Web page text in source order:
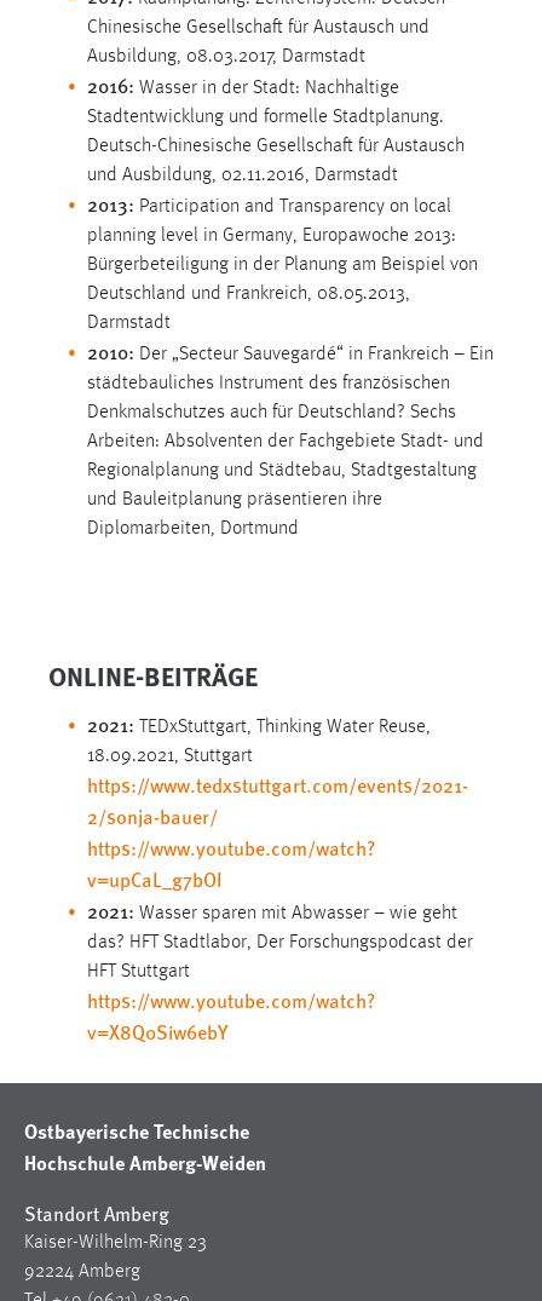
Chinesische Gesellschaft für Austausch und
Ausbildung, 08.03.2017, Darmstadt
2016: Wasser in der Stadt: Nachhaltige
Stadtentwicklung und formelle Stadtplanung.
Deutsch-Chinesische Gesellschaft für Austausch
und Ausbildung, 02.11.2016, Darmstadt
2013: Participation and Transparency on local
planning level in Germany, Europawoche 2013:
Bürgerbeteiligung in der Planung am Beispiel von
Deutschland und Frankreich, 08.05.2013,
Darmstadt
2010: Der „Secteur Sauvegardé“ in Frankreich – Ein
städtebauliches Instrument des französischen
Denkmalschutzes auch für Deutschland? Sechs
Arbeiten: Absolventen der Fachgebiete Stadt- und
Regionalplanung und Städtebau, Stadtgestaltung
und Bauleitplanung präsentieren ihre
Diplomarbeiten, Dortmund
ONLINE-BEITRÄGE
2021: TEDxStuttgart, Thinking Water Reuse,
18.09.2021, Stuttgart
https://www.tedxstuttgart.com/events/2021-
2/sonja-bauer/
https://www.youtube.com/watch?
v=upCaL_g7bOI
2021: Wasser sparen mit Abwasser – wie geht
das? HFT Stadtlabor, Der Forschungspodcast der
HFT Stuttgart
https://www.youtube.com/watch?
v=X8Q0Siw6ebY
Ostbayerische Technische
Hochschule Amberg-Weiden
Standort Amberg
Kaiser-Wilhelm-Ring 23
92224 Amberg